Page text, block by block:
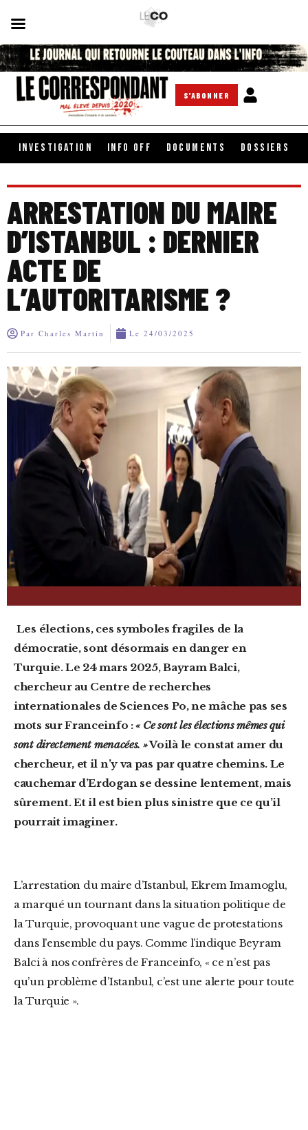
S'ABONNER
INVESTIGATION INFO OFF DOCUMENTS DOSSIERS
ARRESTATION DU MAIRE
D’ISTANBUL : DERNIER
ACTE DE
L’AUTORITARISME ?
Par Charles Martin Le 24/03/2025
Les élections, ces symboles fragiles de la
démocratie, sont désormais en danger en
Turquie. Le 24 mars 2025, Bayram Balci,
chercheur au Centre de recherches
internationales de Sciences Po, ne mâche pas ses
mots sur Franceinfo :« Ce sont les élections mêmes qui
sont directement menacées. »Voilà le constat amer du
chercheur, et il n’y va pas par quatre chemins. Le
cauchemar d’Erdogan se dessine lentement, mais
sûrement. Et il est bien plus sinistre que ce qu’il
pourrait imaginer.
L’arrestation du maire d’Istanbul, Ekrem Imamoglu,
a marqué un tournant dans la situation politique de
la Turquie, provoquant une vague de protestations
dans l’ensemble du pays. Comme l’indique Beyram
Balci à nos confrères de Franceinfo, « ce n’est pas
qu’un problème d’Istanbul, c’est une alerte pour toute
la Turquie ».